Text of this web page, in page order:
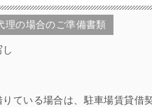
理の場合のご準備書類
ている場合は、駐車場賃貸借